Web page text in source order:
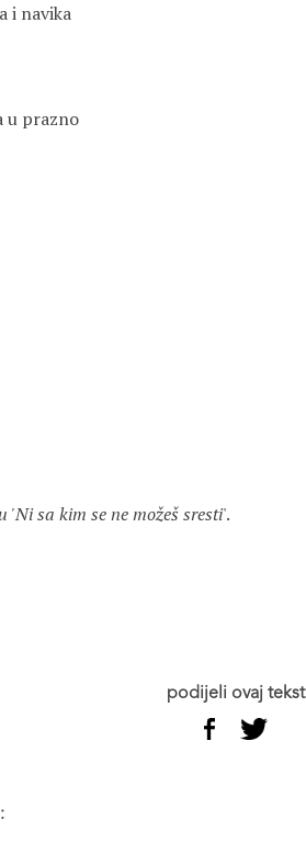
i navika
u prazno
sa kim se ne možeš sresti'.
podijeli ovaj tekst